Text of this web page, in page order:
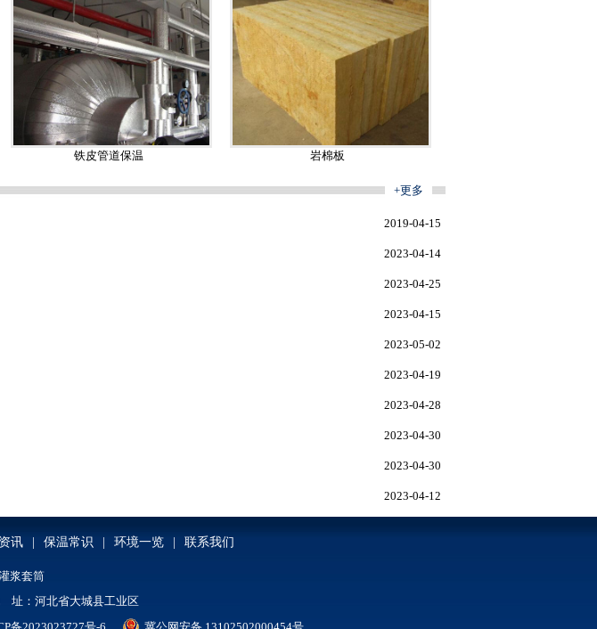
铁皮管道保温 岩棉板
+更多
2019-04-15
2023-04-14
2023-04-25
2023-04-15
2023-05-02
2023-04-19
2023-04-28
2023-04-30
2023-04-30
2023-04-12
讯 保温常识 环境一览 联系我们
浆套筒
：河北省大城县工业区